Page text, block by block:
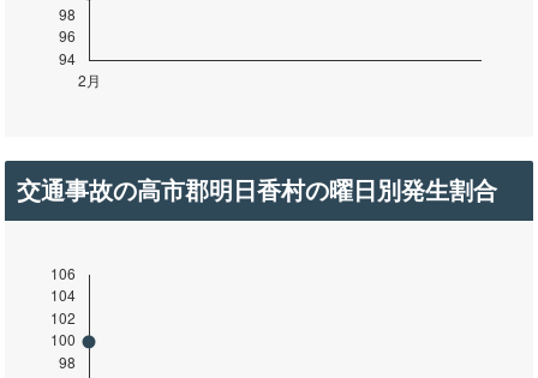
交通事故の高市郡明日香村の曜日別発生割合